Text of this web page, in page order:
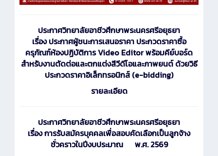
ประกาศวิทยาลัยอาชีวศึกษาพระนครศรีอยุธยา
เรื่อง ประกาศผู้ชนะการเสนอราคา ประกวดราคาซื้อ
ครุภัณฑ์ห้องปฏิบัติการ Video Editor พร้อมคีย์บอร์ด
สำหรับงานตัดต่อและตกแต่งสีวีดีโอและภาพยนต์ ด้วยวิธี
ประกวดราคาอิเล็กทรอนิกส์ (e-bidding)
รายละเอียด
ประกาศวิทยาลัยอาชีวศึกษาพระนครศรีอยุธยา
เรื่อง การรับสมัครบุคคลเพื่อสอบคัดเลือกเป็นลูกจ้าง
ชั่วคราวในปีงบประมาณ พ.ศ. 2569